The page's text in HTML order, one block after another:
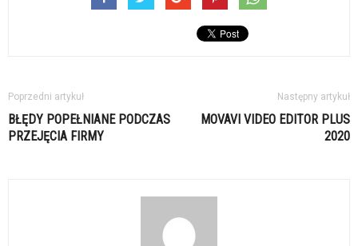
Poprzedni artykuł
BŁĘDY POPEŁNIANE PODCZAS
PRZEJĘCIA FIRMY
Następny artykuł
MOVAVI VIDEO EDITOR PLUS
2020